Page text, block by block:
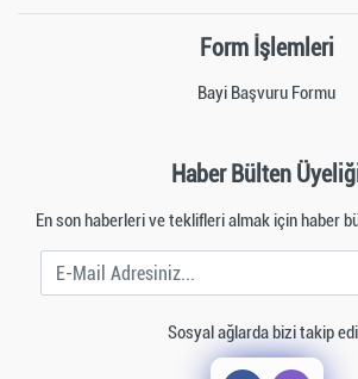
Form İşlemleri
Bayi Başvuru Formu
Haber Bülten
En son haberleri ve teklifleri almak için haber
E-Mail Adresiniz
Sosyal ağlarda bizi takip